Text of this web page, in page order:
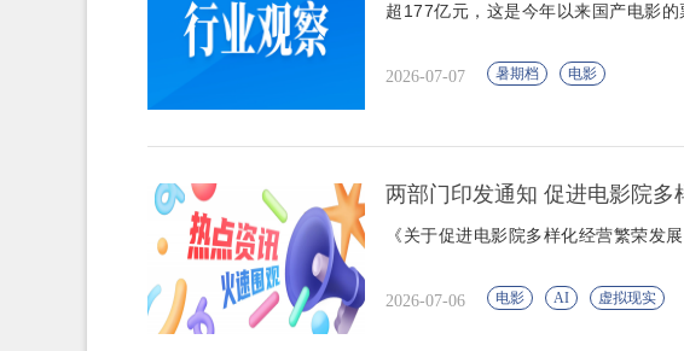
超177亿元，这是今年以来国产电影的
2026-07-07 暑期档 电影
两部门印发通知 促进电影院
《关于促进电影院多样化经营繁荣发
2026-07-06 电影 AI 虚拟现实